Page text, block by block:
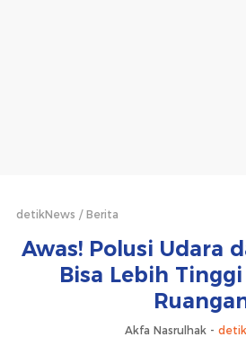
detikNews Berita
Awas! Polusi Udara
Bisa Lebih
Akfa Nasrulhak -